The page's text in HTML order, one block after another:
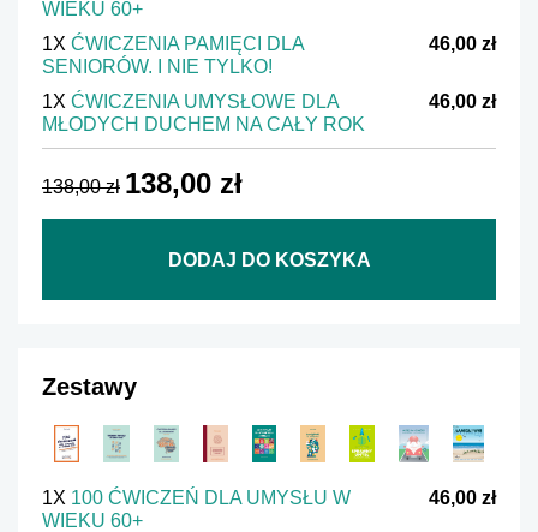
WIEKU 60+
1X ĆWICZENIA PAMIĘCI DLA
SENIORÓW. I NIE TYLKO!
46,00 zł
1X ĆWICZENIA UMYSŁOWE DLA
MŁODYCH DUCHEM NA CAŁY ROK
46,00 zł
138,00 zł 138,00 zł
DODAJ DO KOSZYKA
Zestawy
1X 100 ĆWICZEŃ DLA UMYSŁU W
WIEKU 60+
46,00 zł